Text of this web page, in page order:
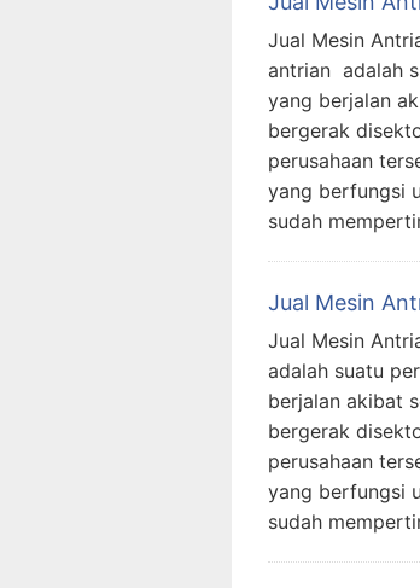
Jual Mesin
antrian adalah
yang berjalan
bergerak
perusahaan
yang berfungsi
sudah
Jual Mesin
Jual Mesin
adalah suatu
berjalan akibat
bergerak
perusahaan
yang berfungsi
sudah